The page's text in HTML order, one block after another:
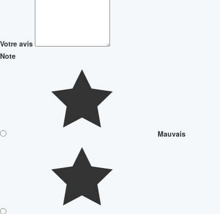
Votre avis
Note
Mauvais